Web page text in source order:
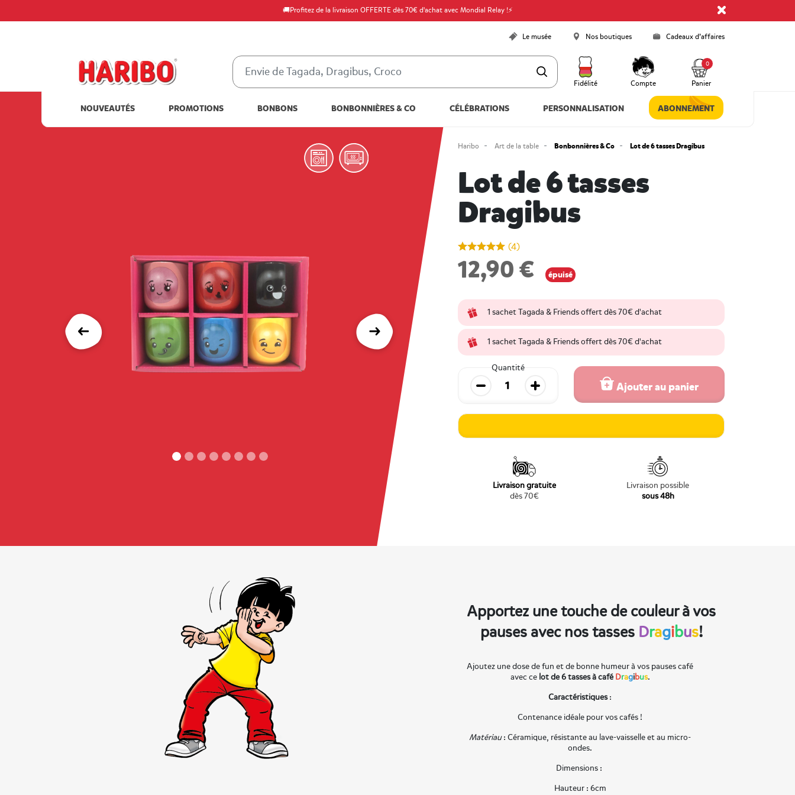
🚚Profitez de la livraison OFFERTE dès 70€ d'achat avec Mondial Relay !⚡
Le musée Nos boutiques Cadeaux d’affaires
Fidélité Compte Panier
0
NOUVEAUTÉS PROMOTIONS BONBONS BONBONNIÈRES & CO CÉLÉBRATIONS PERSONNALISATION ABONNEMENT
Précédent Suivant
Haribo Art de la table Bonbonnières & Co Lot de 6 tasses Dragibus
Lot de 6 tasses
Dragibus
undefined out of 5 Customer Rating
(4)
12,90 € épuisé
1 sachet Tagada & Friends offert dès 70€ d'achat
1 sachet Tagada & Friends offert dès 70€ d'achat
Quantité
Diminuer la quantitéAugmenter la quantitéAjouter au panier
Livraison gratuite
dès 70€
Livraison possible
sous 48h
Apportez une touche de couleur à vos
pauses avec nos tasses Dragibus!
Ajoutez une dose de fun et de bonne humeur à vos pauses café
avec ce lot de 6 tasses à café Dragibus.
Caractéristiques:
Contenance idéale pour vos cafés !
Matériau: Céramique, résistante au lave-vaisselle et au micro-
ondes.
Dimensions :
Hauteur : 6cm